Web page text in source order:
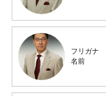
フリガナ
名前